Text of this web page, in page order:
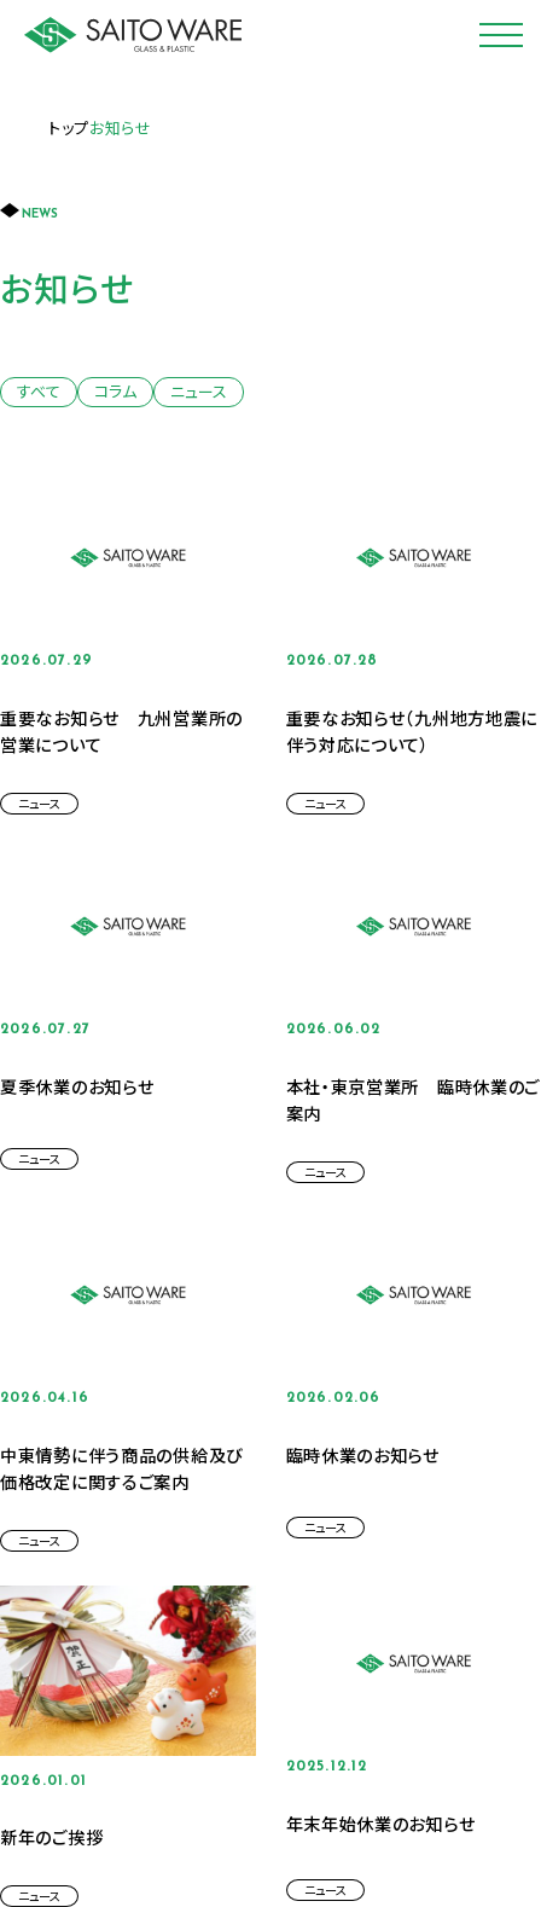
トップお知らせ
NEWS
お知らせ
すべて コラム ニュース
2026.07.29
重要なお知らせ 九州営業所の
営業について
ニュース
2026.07.28
重要なお知らせ（九州地方地震に
伴う対応について）
ニュース
2026.07.27
夏季休業のお知らせ
ニュース
2026.06.02
本社・東京営業所 臨時休業のご
案内
ニュース
2026.04.16
中東情勢に伴う商品の供給及び
価格改定に関するご案内
ニュース
2026.02.06
臨時休業のお知らせ
ニュース
2026.01.01
新年のご挨拶
ニュース
2025.12.12
年末年始休業のお知らせ
ニュース